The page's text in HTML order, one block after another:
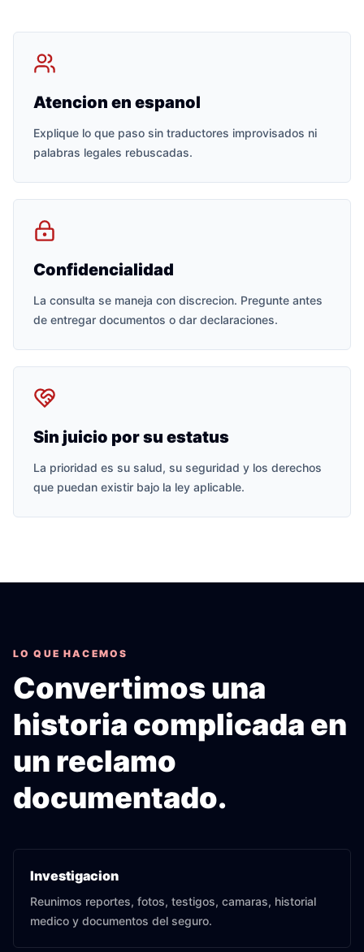
Atencion en espanol
Explique lo que paso sin traductores improvisados ni
palabras legales rebuscadas.
Confidencialidad
La consulta se maneja con discrecion. Pregunte antes
de entregar documentos o dar declaraciones.
Sin juicio por su estatus
La prioridad es su salud, su seguridad y los derechos
que puedan existir bajo la ley aplicable.
LO QUE HACEMOS
Convertimos una
historia complicada en
un reclamo
documentado.
Investigacion
Reunimos reportes, fotos, testigos, camaras, historial
medico y documentos del seguro.